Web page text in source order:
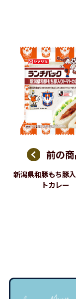
前の
新潟県和豚もち豚
トカレー